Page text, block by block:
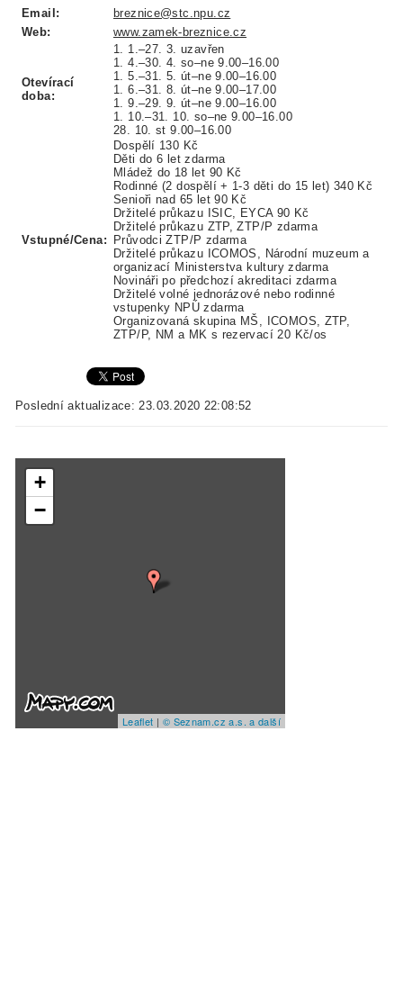
Email:
breznice@stc.npu.cz
Web:
www.zamek-breznice.cz
Otevírací
doba:
1. 1.–27. 3. uzavřen
1. 4.–30. 4. so–ne 9.00–16.00
1. 5.–31. 5. út–ne 9.00–16.00
1. 6.–31. 8. út–ne 9.00–17.00
1. 9.–29. 9. út–ne 9.00–16.00
1. 10.–31. 10. so–ne 9.00–16.00
28. 10. st 9.00–16.00
Vstupné/Cena:
Dospělí 130 Kč
Děti do 6 let zdarma
Mládež do 18 let 90 Kč
Rodinné (2 dospělí + 1-3 děti do 15 let) 340 Kč
Senioři nad 65 let 90 Kč
Držitelé průkazu ISIC, EYCA 90 Kč
Držitelé průkazu ZTP, ZTP/P zdarma
Průvodci ZTP/P zdarma
Držitelé průkazu ICOMOS, Národní muzeum a
organizací Ministerstva kultury zdarma
Novináři po předchozí akreditaci zdarma
Držitelé volné jednorázové nebo rodinné
vstupenky NPÚ zdarma
Organizovaná skupina MŠ, ICOMOS, ZTP,
ZTP/P, NM a MK s rezervací 20 Kč/os
Poslední aktualizace: 23.03.2020 22:08:52
+
−
Leaflet | © Seznam.cz a.s. a další